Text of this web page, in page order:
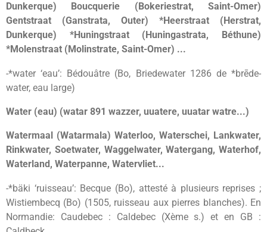
Dunkerque) Boucquerie (Bokeriestrat, Saint-Omer)
Gentstraat (Ganstrata, Outer) *Heerstraat (Herstrat,
Dunkerque) *Huningstraat (Huningastrata, Béthune)
*Molenstraat (Molinstrate, Saint-Omer) ...
-*water ‘eau’: Bédouâtre (Bo, Briedewater 1286 de *brēde-
water, eau large)
Water (eau) (watar 891 wazzer, uuatere, uuatar watre...)
Watermaal (Watarmala) Waterloo, Waterschei, Lankwater,
Rinkwater, Soetwater, Waggelwater, Watergang, Waterhof,
Waterland, Waterpanne, Watervliet...
-*bäki ‘ruisseau’: Becque (Bo), attesté à plusieurs reprises ;
Wistiembecq (Bo) (1505, ruisseau aux pierres blanches). En
Normandie: Caudebec : Caldebec (Xème s.) et en GB :